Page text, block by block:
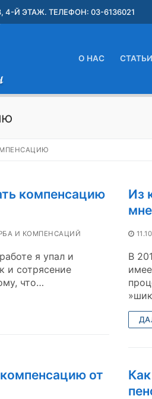
4-Й ЭТАЖ. ТЕЛЕФОН: 03-6136021
О НАС СТАТЬИ
компенсацию
И КОМПЕНСАЦИЙ
я упал и
и сотрясение
что…
Из
В
от